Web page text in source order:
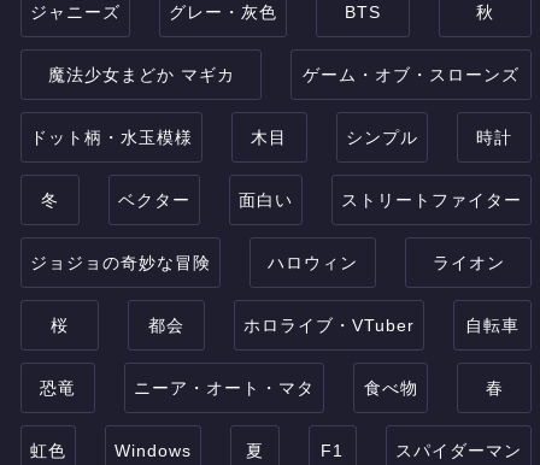
ジャニーズ グレー・灰色 BTS 秋
魔法少女まどか マギカ ゲーム・オブ・スローンズ
ドット柄・水玉模様 木目 シンプル 時計
冬 ベクター 面白い ストリートファイター
ジョジョの奇妙な冒険 ハロウィン ライオン
桜 都会 ホロライブ・VTuber 自転車
恐竜 ニーア・オート・マタ 食べ物 春
虹色 Windows 夏 F1 スパイダーマン